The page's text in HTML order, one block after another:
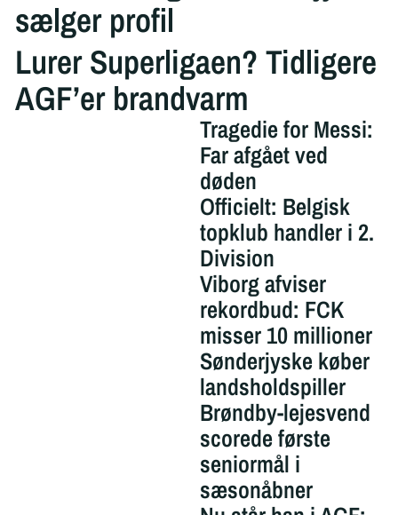
sælger profil
Lurer Superligaen? Tidligere
AGF’er brandvarm
Tragedie for Messi:
Far afgået ved
døden
Officielt: Belgisk
topklub handler i 2.
Division
Viborg afviser
rekordbud: FCK
misser 10 millioner
Sønderjyske køber
landsholdspiller
Brøndby-lejesvend
scorede første
seniormål i
sæsonåbner